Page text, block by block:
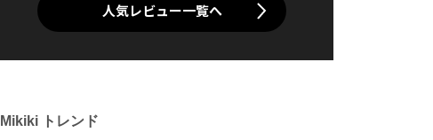
人気レビュー一覧へ
Mikiki トレンド